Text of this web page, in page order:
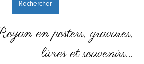
en posters, gravures,
livres et souvenirs…